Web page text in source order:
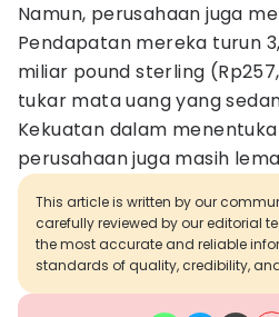
Namun, perusahaan juga
Pendapatan mereka turun
miliar pound sterling
tukar mata uang yang
Kekuatan dalam
perusahaan juga masih
This article is written by our
carefully reviewed by our editorial
the most accurate and reliable
standards of quality, credibility,